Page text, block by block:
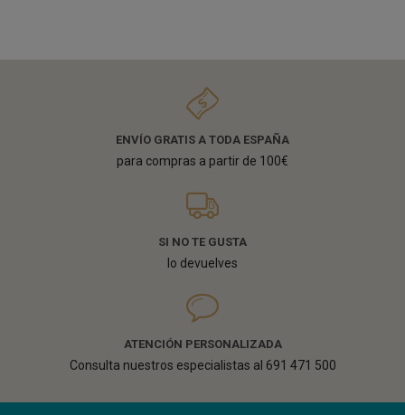
ENVÍO GRATIS A TODA ESPAÑA
para compras a partir de 100€
SI NO TE GUSTA
lo devuelves
ATENCIÓN PERSONALIZADA
Consulta nuestros especialistas al 691 471 500